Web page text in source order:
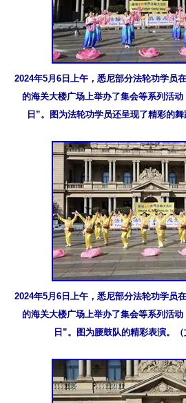
2024年5月6日上午，悉尼部分法轮功学员
的海关大楼广场上举办了集会等系列活
日”。图为法轮功学员还呈现了精彩的舞
2024年5月6日上午，悉尼部分法轮功学员
的海关大楼广场上举办了集会等系列活
日”。图为腰鼓队的精彩表演。（